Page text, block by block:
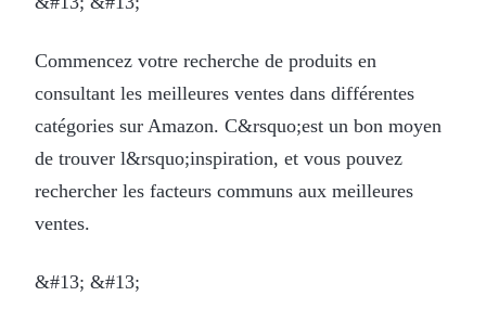
Commencez votre recherche de produits en
consultant les meilleures ventes dans différentes
catégories sur Amazon. C&rsquo;est un bon moyen
de trouver l&rsquo;inspiration, et vous pouvez
rechercher les facteurs communs aux meilleures
ventes.
&#13; &#13;